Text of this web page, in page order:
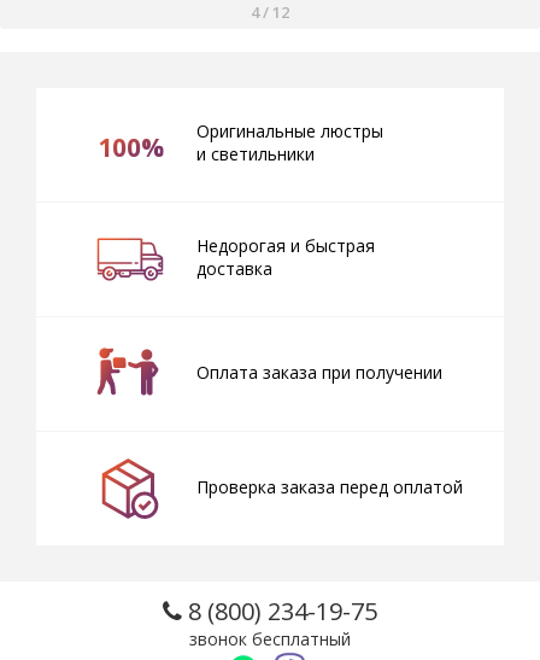
4/ 12
100%
Оригинальные люстры
и светильники
Недорогая и быстрая
доставка
Оплата заказа при получении
Проверка заказа перед оплатой
8 (800) 234-19-75
звонок бесплатный